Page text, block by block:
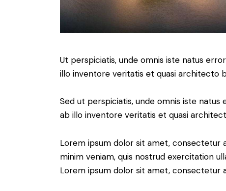
Ut perspiciatis, unde omnis iste natus
illo inventore veritatis et quasi architecto
Sed ut perspiciatis, unde omnis iste
ab illo inventore veritatis et quasi
Lorem ipsum dolor sit amet, consectetur
minim veniam, quis nostrud exercitation
Lorem ipsum dolor sit amet, consectetur